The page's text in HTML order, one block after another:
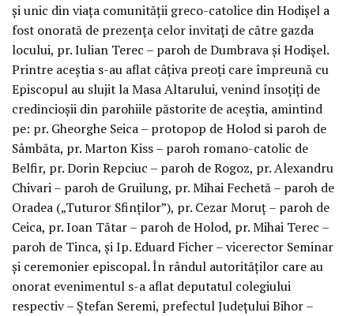
şi unic din viaţa comunităţii greco-catolice din Hodişel a
fost onorată de prezenţa celor invitaţi de către gazda
locului, pr. Iulian Terec – paroh de Dumbrava şi Hodişel.
Printre aceştia s-au aflat câţiva preoţi care împreună cu
Episcopul au slujit la Masa Altarului, venind însoţiţi de
credincioşii din parohiile păstorite de aceştia, amintind
pe: pr. Gheorghe Seica – protopop de Holod si paroh de
Sâmbăta, pr. Marton Kiss – paroh romano-catolic de
Belfir, pr. Dorin Repciuc – paroh de Rogoz, pr. Alexandru
Chivari – paroh de Gruilung, pr. Mihai Fechetă – paroh de
Oradea („Tuturor Sfinţilor”), pr. Cezar Moruţ – paroh de
Ceica, pr. Ioan Tătar – paroh de Holod, pr. Mihai Terec –
paroh de Tinca, şi Ip. Eduard Ficher – vicerector Seminar
şi ceremonier episcopal. În rândul autorităţilor care au
onorat evenimentul s-a aflat deputatul colegiului
respectiv – Ştefan Seremi, prefectul Judeţului Bihor –